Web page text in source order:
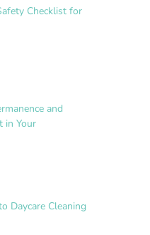
Checklist for
and
in Your
Daycare Cleaning